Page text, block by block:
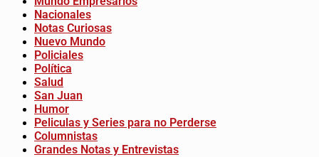
Nacionales
Notas Curiosas
Nuevo Mundo
Policiales
Política
Salud
San Juan
Humor
Peliculas y Series para no Perderse
Columnistas
Grandes Notas y Entrevistas